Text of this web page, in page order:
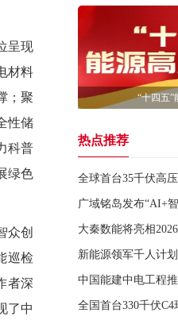
呈现
材料
；聚
性储
科普
绿色
众创
巡检
者深
了中
“十四五”
热点推荐
全球首台35千伏高
广域铭岛发布“AI+
大秦数能将亮相
新能源领军千人计
中国能建中电工程
全国首台330千伏